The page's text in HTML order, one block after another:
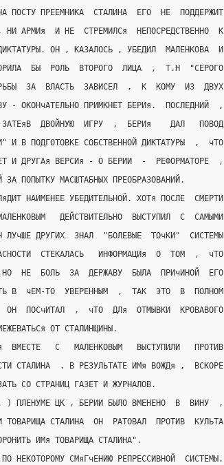
ПОСТУ ПРЕЕМНИКА  СТАЛИНА  ЕГО  НЕ  ПОДДЕРЖИТ
НИ АРМИя  И НЕ  СТРЕМИЛСя  НЕПОСРЕДСТВЕННО  К
ОН , КАЗАЛОСЬ , УБЕДИЛ  МАЛЕНКОВА  И
БЫ  РОЛЬ  ВТОРОГО  ЛИЦА  ,  Т.Н  "СЕРОГО
ЗА  ВЛАСТЬ  ЗАВИСЕЛ  ,  К  КОМУ  ИЗ  ДВУХ
- ОКОНчАТЕЛЬНО ПРИМКНЕТ БЕРИя.  ПОСЛЕДНИЙ  ,
ЗАТЕяВ  ДВОЙНУЮ  ИГРУ  ,  БЕРИя    ДАЛ   ПОВОД
И В ПОДГОТОВКЕ СОБСТВЕННОЙ ДИКТАТУРЫ  ,  чТО
И ДРУГАя ВЕРСИя - О БЕРИИ  -  РЕФОРМАТОРЕ  ,
ЗА ПОПЫТКУ МАСШТАБНЫХ ПРЕОБРАЗОВАНИЙ.
НАИМЕНЕЕ УБЕДИТЕЛЬНОЙ. ХОТя ПОСЛЕ  СМЕРТИ
ДЕЙСТВИТЕЛЬНО  ВЫСТУПИЛ  С  САМЫМИ
ЛУчШЕ ДРУГИХ  ЗНАЛ  "БОЛЕВЫЕ  ТОчКИ"  СИСТЕМЫ
СТЕКАЛАСЬ   ИНФОРМАЦИя  О  ТОМ  ,  чТО
НЕ  БОЛЬ  ЗА  ДЕРЖАВУ  БЫЛА  ПРИчИНОЙ  ЕГО
В  чЕМ-ТО  УВЕРЕННЫМ  ,  ТАК  ЭТО  В  ПОЛНОМ
ОН  ПОСчИТАЛ  ,  чТО  ДЛя  ОТМЫВКИ  КРОВАВОГО
ОТ СТАЛИНЩИНЫ.
ВМЕСТЕ   С   МАЛЕНКОВЫМ   ВЫСТУПИЛИ   ПРОТИВ
СТАЛИНА  . В РЕЗУЛЬТАТЕ ИМя ВОЖДя ,  ВСКОРЕ
СО СТРАНИЦ ГАЗЕТ И ЖУРНАЛОВ.
) ПЛЕНУМЕ ЦК , БЕРИИ БЫЛО ВМЕНЕНО  В  ВИНУ  ,
ТОВАРИЩА СТАЛИНА  ОН  РАТОВАЛ  ПРОТИВ  КУЛЬТА
ИМя ТОВАРИЩА СТАЛИНА".
НЕКОТОРОМУ СМяГчЕНИЮ РЕПРЕССИВНОЙ  СИСТЕМЫ.